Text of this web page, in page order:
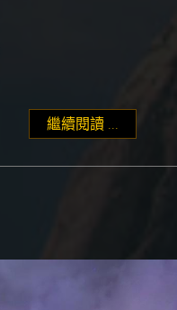
繼續閱讀 ...